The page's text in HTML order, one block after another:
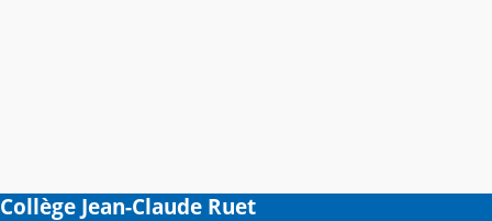
Collège Jean-Claude Ruet